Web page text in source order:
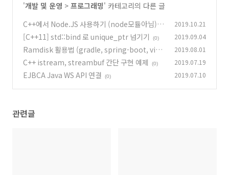
'개발 및 운영 > 프로그래밍' 카테고리의 다른 글
C++에서 Node.JS 사용하기 (node모듈아님)
(0)
2019.10.21
[C++11] std::bind 로 unique_ptr 넘기기 (0) 2019.09.04
Ramdisk 활용법 (gradle, spring-boot, visu
al studio) (0)
2019.08.01
C++ istream, streambuf 간단 구현 예제 (0) 2019.07.19
EJBCA Java WS API 연결 (0) 2019.07.10
관련글